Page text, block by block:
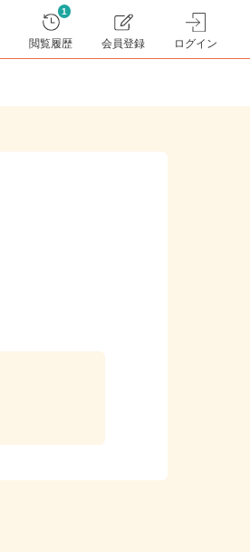
1
閲覧履歴 会員登録 ログイン